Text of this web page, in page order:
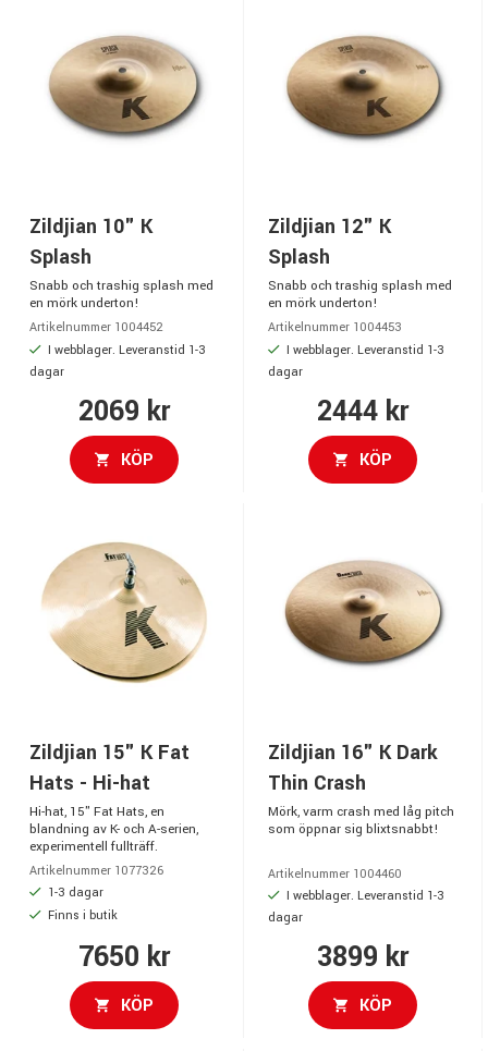
Zildjian 10" K
Splash
Snabb och trashig splash med
en mörk underton!
Artikelnummer 1004452
I webblager. Leveranstid 1-3
dagar
2069 kr
KÖP
Zildjian 12" K
Splash
Snabb och trashig splash med
en mörk underton!
Artikelnummer 1004453
I webblager. Leveranstid 1-3
dagar
2444 kr
KÖP
Zildjian 15" K Fat
Hats - Hi-hat
Hi-hat, 15" Fat Hats, en
blandning av K- och A-serien,
experimentell fullträff.
Artikelnummer 1077326
1-3 dagar
Finns i butik
7650 kr
KÖP
Zildjian 16" K Dark
Thin Crash
Mörk, varm crash med låg pitch
som öppnar sig blixtsnabbt!
Artikelnummer 1004460
I webblager. Leveranstid 1-3
dagar
3899 kr
KÖP